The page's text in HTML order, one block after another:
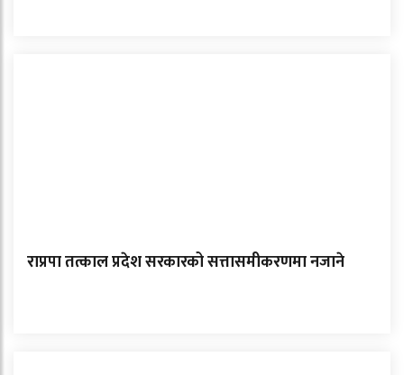
राप्रपा तत्काल प्रदेश सरकारको सत्तासमीकरणमा नजाने